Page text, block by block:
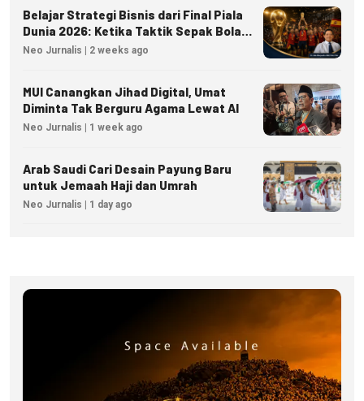
Belajar Strategi Bisnis dari Final Piala
Dunia 2026: Ketika Taktik Sepak Bola
Menjadi Inspirasi Kesuksesan Bisnis
Neo Jurnalis | 2 weeks ago
MUI Canangkan Jihad Digital, Umat
Diminta Tak Berguru Agama Lewat AI
Neo Jurnalis | 1 week ago
Arab Saudi Cari Desain Payung Baru
untuk Jemaah Haji dan Umrah
Neo Jurnalis | 1 day ago